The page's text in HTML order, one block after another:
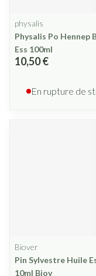
physalis
Physalis Po Hennep
Ess 100ml
10,50 €
En rupture de
Biover
Pin Sylvestre Huile
10ml Biov